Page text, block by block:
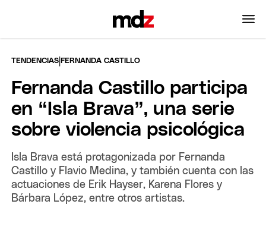
TENDENCIAS |FERNANDA CASTILLO
Fernanda Castillo participa
en “Isla Brava”, una serie
sobre violencia psicológica
Isla Brava está protagonizada por Fernanda
Castillo y Flavio Medina, y también cuenta con las
actuaciones de Erik Hayser, Karena Flores y
Bárbara López, entre otros artistas.